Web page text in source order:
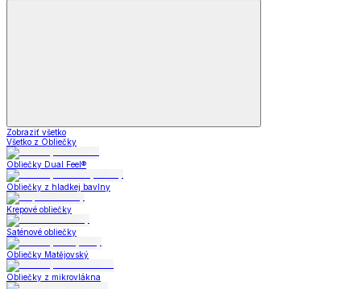
Zobraziť všetko
Všetko z Obliečky
Obliečky Dual Feel®
Obliečky z hladkej bavlny
Krepové obliečky
Saténové obliečky
Obliečky Matějovský
Obliečky z mikrovlákna